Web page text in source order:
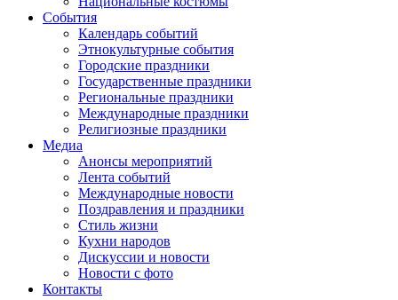
События
Календарь событий
Этнокультурные события
Городские праздники
Государственные праздники
Региональные праздники
Международные праздники
Религиозные праздники
Медиа
Анонсы мероприятий
Лента событий
Международные новости
Поздравления и праздники
Cтиль жизни
Кухни народов
Дискуссии и новости
Новости с фото
Контакты